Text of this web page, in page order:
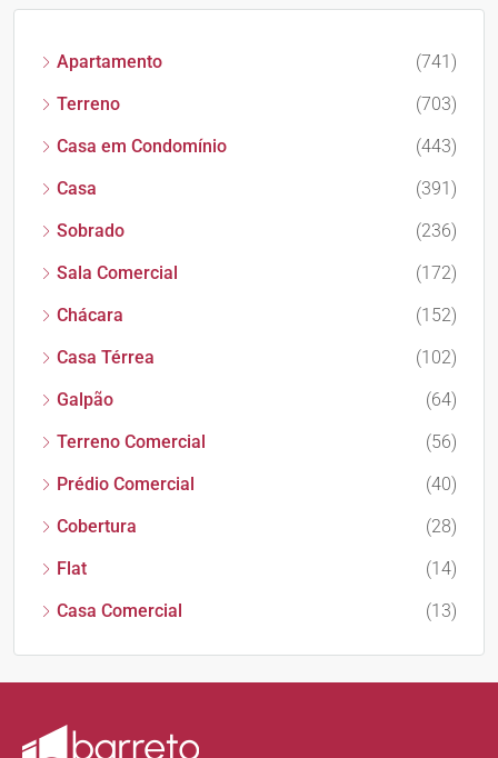
Apartamento
(741)
Terreno
(703)
Casa em Condomínio
(443)
Casa
(391)
Sobrado
(236)
Sala Comercial
(172)
Chácara
(152)
Casa Térrea
(102)
Galpão
(64)
Terreno Comercial
(56)
Prédio Comercial
(40)
Cobertura
(28)
Flat
(14)
Casa Comercial
(13)